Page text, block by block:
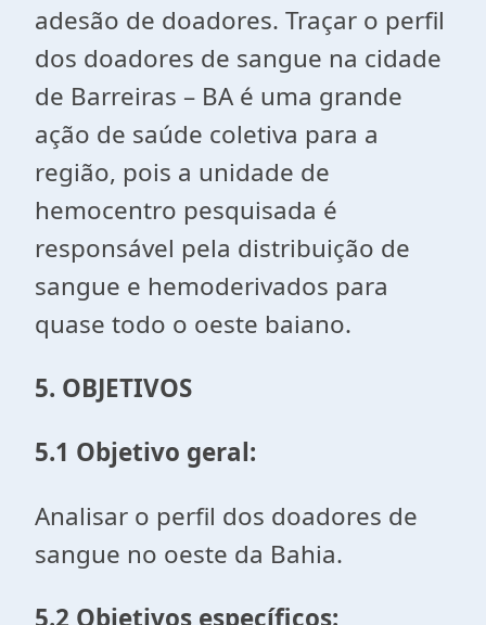
adesão de doadores. Traçar o perfil
dos doadores de sangue na cidade
de Barreiras – BA é uma grande
ação de saúde coletiva para a
região, pois a unidade de
hemocentro pesquisada é
responsável pela distribuição de
sangue e hemoderivados para
quase todo o oeste baiano.
5. OBJETIVOS
5.1 Objetivo geral:
Analisar o perfil dos doadores de
sangue no oeste da Bahia.
5.2 Objetivos específicos: